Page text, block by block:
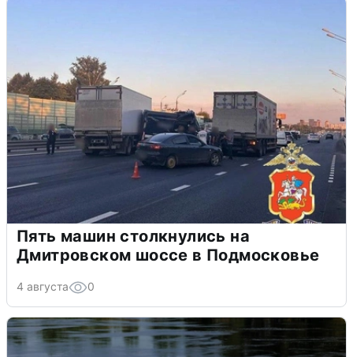
Пять машин столкнулись на
Дмитровском шоссе в Подмосковье
4 августа 0